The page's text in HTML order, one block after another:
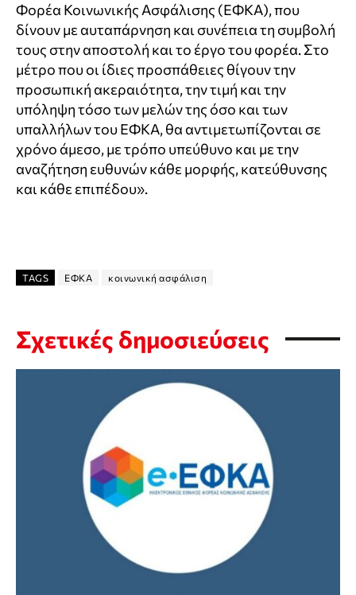
Φορέα Κοινωνικής Ασφάλισης (ΕΦΚΑ), που
δίνουν με αυταπάρνηση και συνέπεια τη συμβολή
τους στην αποστολή και το έργο του φορέα. Στο
μέτρο που οι ίδιες προσπάθειες θίγουν την
προσωπική ακεραιότητα, την τιμή και την
υπόληψη τόσο των μελών της όσο και των
υπαλλήλων του ΕΦΚΑ, θα αντιμετωπίζονται σε
χρόνο άμεσο, με τρόπο υπεύθυνο και με την
αναζήτηση ευθυνών κάθε μορφής, κατεύθυνσης
και κάθε επιπέδου».
TAGS ΕΦΚΑ κοινωνική ασφάλιση
Σχετικές δημοσιεύσεις